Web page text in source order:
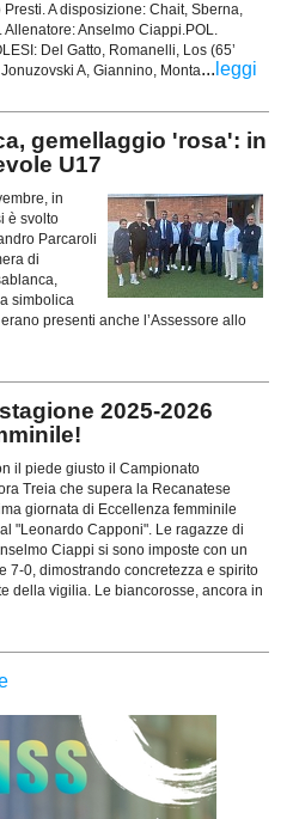
Presti. A disposizione: Chait, Sberna,
Allenatore: Anselmo Ciappi.POL.
Del Gatto, Romanelli, Los (65’
A, Giannino, Monta... leggi
gemellaggio 'rosa': in
U17
in
è svolto
Parcaroli
di
simbolica
presenti anche l’Assessore allo
2025-2026
il piede giusto il Campionato
Treia che supera la Recanatese
giornata di Eccellenza femminile
"Leonardo Capponi". Le ragazze di
Ciappi si sono imposte con un
7-0, dimostrando concretezza e spirito
della vigilia. Le biancorosse, ancora in